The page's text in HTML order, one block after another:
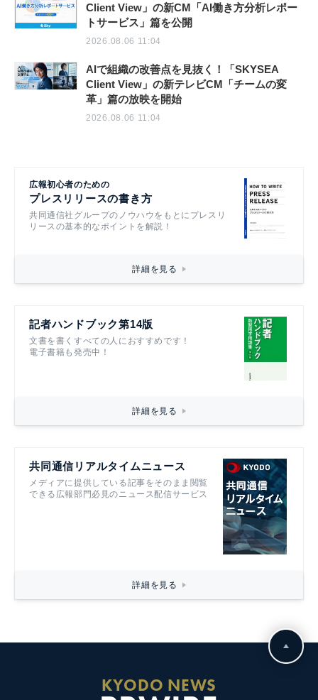
Client View」の新CM「AI働き方分析レポー
トサービス」篇を公開
2026.08.06 11:04
AIで組織の改善点を見抜く！「SKYSEA
Client View」の新テレビCM「チームの変
革」篇の放映を開始
2026.08.06 11:04
広報初心者のための
プレスリリースの書き方
共同通信社グループのノウハウをもとにプレスリ
リースの基本的なポイントを解説！
詳細を見る
記者ハンドブック第14版
文書を書くすべての人におすすめです！
電子書籍も発売中！
詳細を見る
共同通信リアルタイムニュース
メディアに提供している記事をそのまま閲覧
できる広報部門必見のニュース配信サービス
詳細を見る
KYODO NEWS